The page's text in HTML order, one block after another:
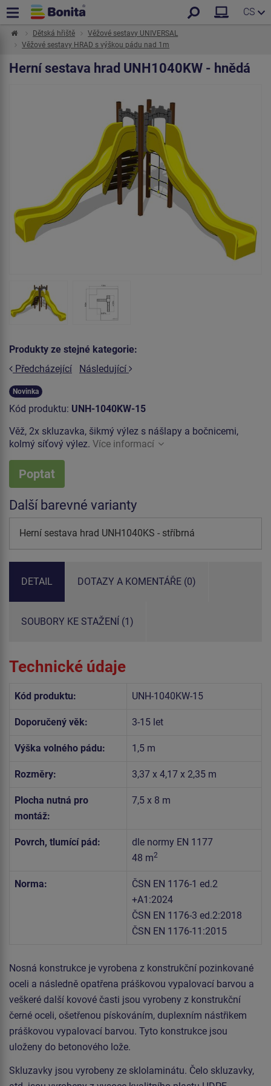
CS
Dětská hřiště
Věžové sestavy UNIVERSAL
Věžové sestavy HRAD s výškou pádu nad 1m
Herní sestava hrad UNH1040KW - hnědá
Produkty ze stejné kategorie:
Předcházející
Následující
Novinka
Kód produktu: UNH-1040KW-15
Věž, 2x skluzavka, šikmý výlez s nášlapy a bočnicemi,
kolmý síťový výlez. Více informací
Poptat
Další barevné varianty
Herní sestava hrad UNH1040KS - stříbrná
DETAIL DOTAZY A KOMENTÁŘE (0)
SOUBORY KE STAŽENÍ (1)
Technické údaje
Kód produktu: UNH-1040KW-15
Doporučený věk: 3-15 let
Výška volného pádu: 1,5 m
Rozměry: 3,37 x 4,17 x 2,35 m
Plocha nutná pro
montáž:
7,5 x 8 m
Povrch, tlumící pád:
dle normy EN 1177
48 m2
Norma:
ČSN EN 1176-1 ed.2
+A1:2024
ČSN EN 1176-3 ed.2:2018
ČSN EN 1176-11:2015
Nosná konstrukce je vyrobena z konstrukční pozinkované
oceli a následně opatřena práškovou vypalovací barvou a
veškeré další kovové časti jsou vyrobeny z konstrukční
černé oceli, ošetřenou pískováním, duplexním nástřikem
práškovou vypalovací barvou. Tyto konstrukce jsou
uloženy do betonového lože.
Skluzavky jsou vyrobeny ze sklolaminátu. Čelo skluzavky,